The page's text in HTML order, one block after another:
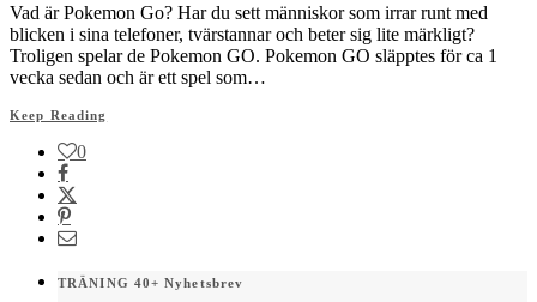
Vad är Pokemon Go? Har du sett människor som irrar runt med
blicken i sina telefoner, tvärstannar och beter sig lite märkligt?
Troligen spelar de Pokemon GO. Pokemon GO släpptes för ca 1
vecka sedan och är ett spel som…
Keep Reading
0
TRÄNING 40+ Nyhetsbrev